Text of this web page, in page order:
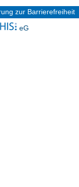
zur Barrierefreiheit
eG